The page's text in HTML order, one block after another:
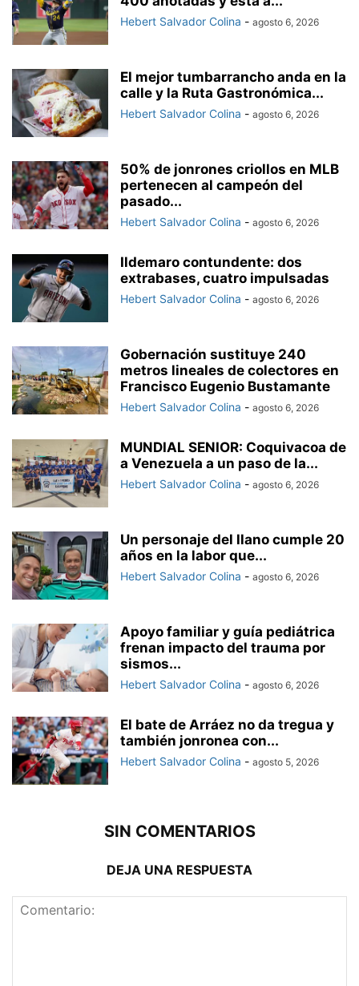
Hebert Salvador Colina - agosto 6, 2026
El mejor tumbarrancho anda en la
calle y la Ruta Gastronómica...
Hebert Salvador Colina - agosto 6, 2026
50% de jonrones criollos en MLB
pertenecen al campeón del
pasado...
Hebert Salvador Colina - agosto 6, 2026
Ildemaro contundente: dos
extrabases, cuatro impulsadas
Hebert Salvador Colina - agosto 6, 2026
Gobernación sustituye 240
metros lineales de colectores en
Francisco Eugenio Bustamante
Hebert Salvador Colina - agosto 6, 2026
MUNDIAL SENIOR: Coquivacoa de
a Venezuela a un paso de la...
Hebert Salvador Colina - agosto 6, 2026
Un personaje del llano cumple 20
años en la labor que...
Hebert Salvador Colina - agosto 6, 2026
Apoyo familiar y guía pediátrica
frenan impacto del trauma por
sismos...
Hebert Salvador Colina - agosto 6, 2026
El bate de Arráez no da tregua y
también jonronea con...
Hebert Salvador Colina - agosto 5, 2026
SIN COMENTARIOS
DEJA UNA RESPUESTA